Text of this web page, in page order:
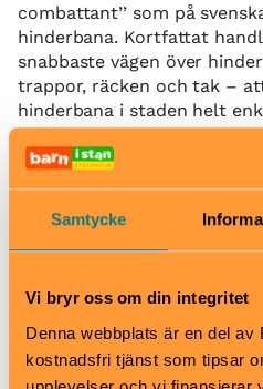
Samtycke
Vi bryr oss om din integritet
Denna webbplats är en del av
kostnadsfri tjänst som tipsar
combattant’’ som på
hinderbana. Kortfattat
snabbaste vägen över
trappor, räcken och tak –
hinderbana i staden helt
Men hur funkar egentligen
det någon skillnad på en
– Parkour handlar om att
punkt till nästa, över hinder,
och enklaste sätt. De flesta
markerade parkourdelar,